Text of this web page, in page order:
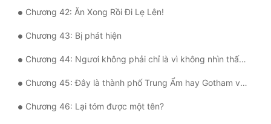
Chương 42: Ăn Xong Rồi Đi Lẹ Lên!
Chương 43: Bị phát hiện
Chương 44: Ngươi không phải chỉ là vì không nhìn thấy thôi sao?
Chương 45: Đây là thành phố Trung Ẩm hay Gotham vậy?
Chương 46: Lại tóm được một tên?